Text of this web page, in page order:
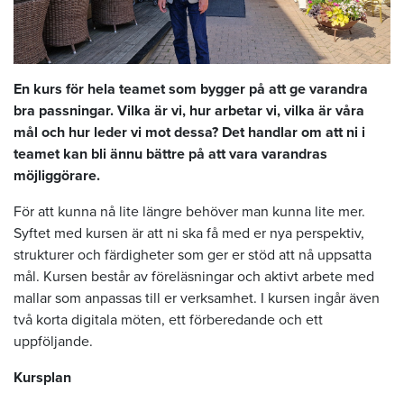
En kurs för hela teamet som bygger på att ge varandra
bra passningar. Vilka är vi, hur arbetar vi, vilka är våra
mål och hur leder vi mot dessa? Det handlar om att ni i
teamet kan bli ännu bättre på att vara varandras
möjliggörare.
För att kunna nå lite längre behöver man kunna lite mer.
Syftet med kursen är att ni ska få med er nya perspektiv,
strukturer och färdigheter som ger er stöd att nå uppsatta
mål. Kursen består av föreläsningar och aktivt arbete med
mallar som anpassas till er verksamhet. I kursen ingår även
två korta digitala möten, ett förberedande och ett
uppföljande.
Kursplan